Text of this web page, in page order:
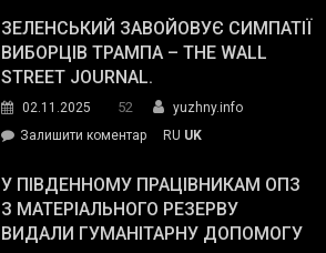
ЗЕЛЕНСЬКИЙ ЗАВОЙОВУЄ СИМПАТІЇ
ВИБОРЦІВ ТРАМПА – THE WALL
STREET JOURNAL.
02.11.2025 52
yuzhny.info
Залишити коментарon
завойовує
симпатії
виборців
RU UK
У ПІВДЕННОМУ ПРАЦІВНИКАМ ОПЗ
З МАТЕРІАЛЬНОГО РЕЗЕРВУ
ВИДАЛИ ГУМАНІТАРНУ ДОПОМОГУ